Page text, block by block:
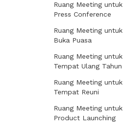
Ruang Meeting untuk
Press Conference
Ruang Meeting untuk
Buka Puasa
Ruang Meeting untuk
Tempat Ulang Tahun
Ruang Meeting untuk
Tempat Reuni
Ruang Meeting untuk
Product Launching